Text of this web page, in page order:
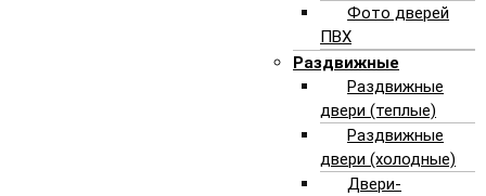
Фото дверей
ПВХ
Раздвижные
Раздвижные
двери (теплые)
Раздвижные
двери (холодные)
Двери-
резка части стены под окном